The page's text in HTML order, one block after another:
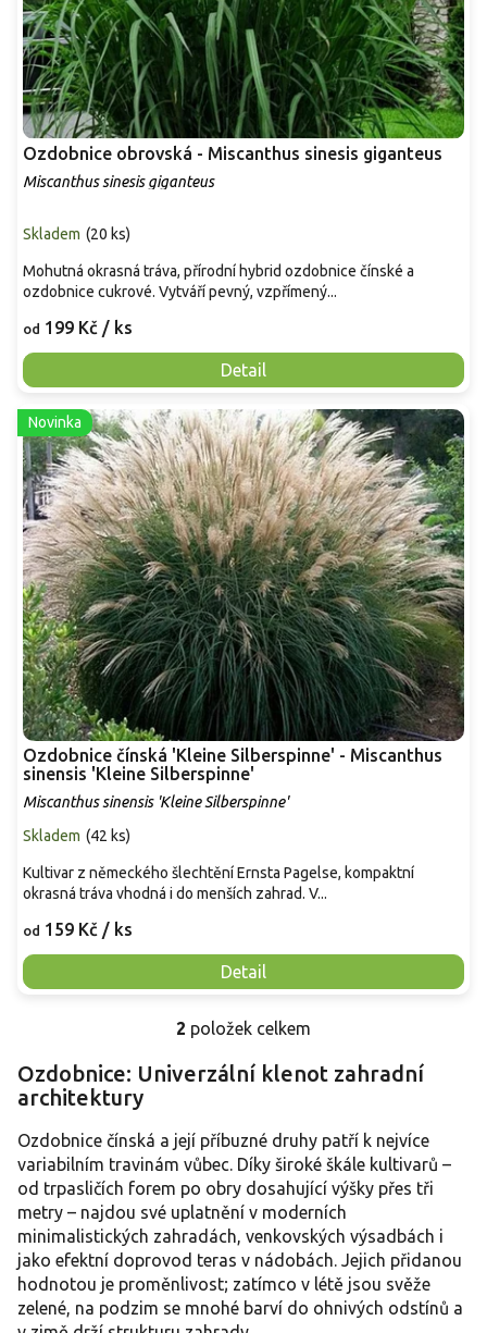
Ozdobnice obrovská - Miscanthus sinesis giganteus
Miscanthus sinesis giganteus
Skladem (20 ks)
od 199 Kč / ks
Detail
Mohutná okrasná tráva, přírodní hybrid ozdobnice čínské a
ozdobnice cukrové. Vytváří pevný, vzpřímený...
Novinka
Ozdobnice čínská 'Kleine Silberspinne' - Miscanthus
sinensis 'Kleine Silberspinne'
Miscanthus sinensis 'Kleine Silberspinne'
Skladem (42 ks)
od 159 Kč / ks
Detail
Kultivar z německého šlechtění Ernsta Pagelse, kompaktní
okrasná tráva vhodná i do menších zahrad. V...
O
l
a
c
í
p
r
v
k
y
v
ý
2 položek celkem
Ozdobnice: Univerzální klenot zahradní
architektury
Ozdobnice čínská a její příbuzné druhy patří k nejvíce
variabilním travinám vůbec. Díky široké škále kultivarů –
od trpasličích forem po obry dosahující výšky přes tři
metry – najdou své uplatnění v moderních
minimalistických zahradách, venkovských výsadbách i
jako efektní doprovod teras v nádobách. Jejich přidanou
hodnotou je proměnlivost; zatímco v létě jsou svěže
zelené, na podzim se mnohé barví do ohnivých odstínů a